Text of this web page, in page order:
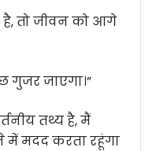
तो जीवन को आगे
गुजर जाएगा।”
तथ्य है, मैं
मदद करता रहूंगा